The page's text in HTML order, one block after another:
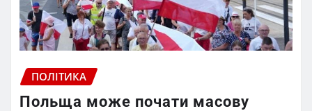
ПОЛІТИКА
Польща може почати масову